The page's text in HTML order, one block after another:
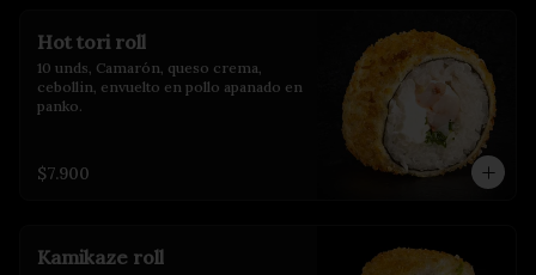
Hot tori roll
10 unds, Camarón, queso crema,
cebollin, envuelto en pollo apanado en
panko.
$7.900
Kamikaze roll